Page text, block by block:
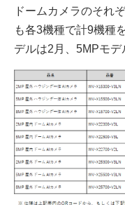
ドームカメラのそれ
も各3機種で計9機種
デルは2月、5MPモデ